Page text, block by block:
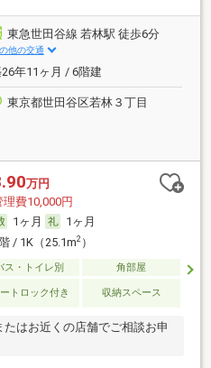
東急世田谷線 若林駅 徒歩6分
他の交通
年11ヶ月 / 6階建
東京都世田谷区若林３丁目
万円
理費10,000円
1ヶ月
1ヶ月
/ 1K（25.1m2）
ス・トイレ別
角部屋
トロック付き 収納スペース
はお近くの店舗でご相談お申